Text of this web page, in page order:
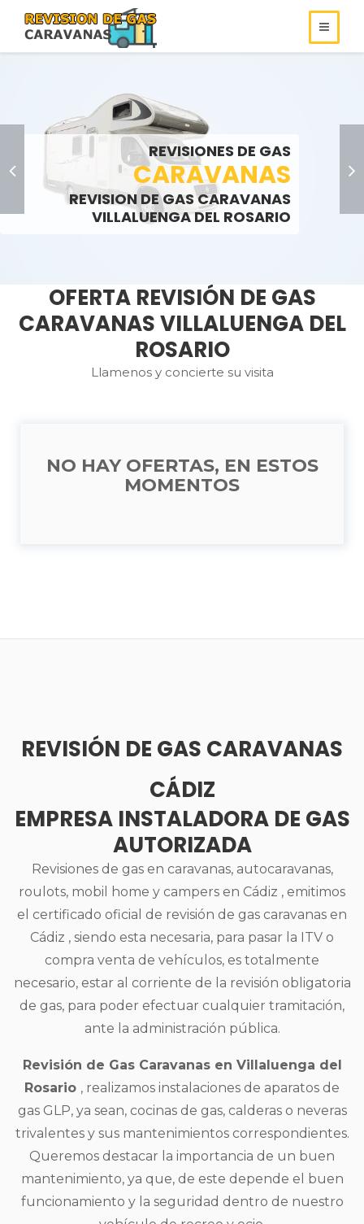
REVISIONES DE GAS
CARAVANAS
REVISION DE GAS CARAVANAS
VILLALUENGA DEL ROSARIO
>
REVISIONES DE
GAS
AUTOCARAVANAS
LLAMENOS:
REVISIONES DE GAS
ROULOTS
SOMOS ESPECIALISTAS EN
REVISIONES DE GAS
LLAMENOS:
OFERTA REVISIÓN DE GAS
CARAVANAS VILLALUENGA DEL
ROSARIO
Llamenos y concierte su visita
NO HAY OFERTAS, EN ESTOS
MOMENTOS
REVISIÓN DE GAS CARAVANAS
CÁDIZ
EMPRESA INSTALADORA DE GAS
AUTORIZADA
Revisiones de gas en caravanas, autocaravanas,
roulots, mobil home y campers en Cádiz , emitimos
el certificado oficial de revisión de gas caravanas en
Cádiz , siendo esta necesaria, para pasar la ITV o
compra venta de vehículos, es totalmente
necesario, estar al corriente de la revisión obligatoria
de gas, para poder efectuar cualquier tramitación,
ante la administración pública.
Revisión de Gas Caravanas en Villaluenga del
Rosario , realizamos instalaciones de aparatos de
gas GLP, ya sean, cocinas de gas, calderas o neveras
trivalentes y sus mantenimientos correspondientes.
Queremos destacar la importancia de un buen
mantenimiento, ya que, de este depende el buen
funcionamiento y la seguridad dentro de nuestro